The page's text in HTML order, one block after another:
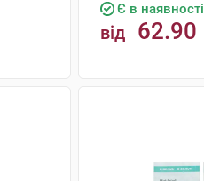
Є в наявності
від 62.90